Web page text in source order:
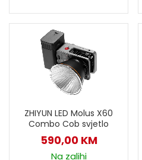
ZHIYUN LED Molus X60
Combo Cob svjetlo
590,00 KM
Na zalihi